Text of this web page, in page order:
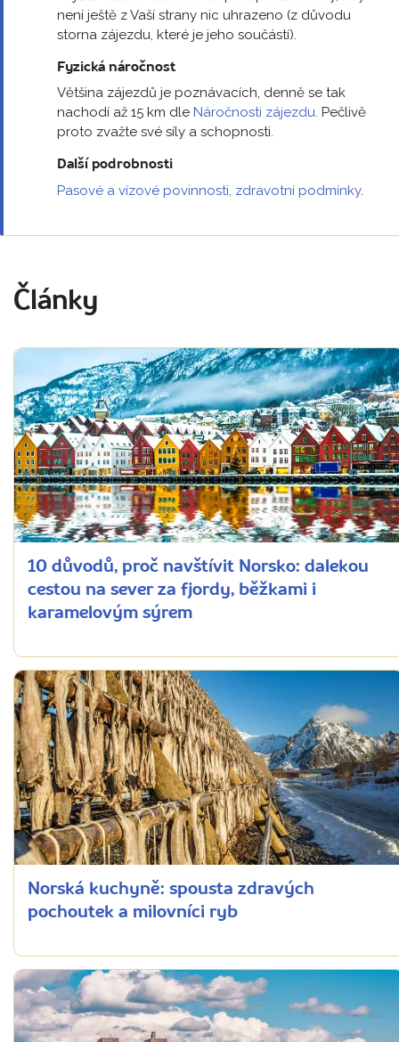
není ještě z Vaší strany nic uhrazeno (z důvodu
storna zájezdu, které je jeho součástí).
Fyzická náročnost
Většina zájezdů je poznávacích, denně se tak
nachodí až 15 km dle Náročnosti zájezdu. Pečlivě
proto zvažte své síly a schopnosti.
Další podrobnosti
Pasové a vízové povinnosti, zdravotní podmínky.
Články
10 důvodů, proč navštívit Norsko: dalekou
cestou na sever za fjordy, běžkami i
karamelovým sýrem
Norská kuchyně: spousta zdravých
pochoutek a milovníci ryb